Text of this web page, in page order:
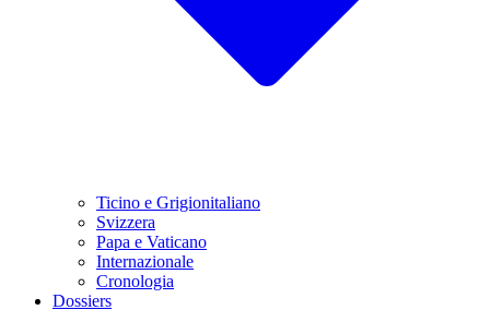
Ticino e Grigionitaliano
Svizzera
Papa e Vaticano
Internazionale
Cronologia
Dossiers